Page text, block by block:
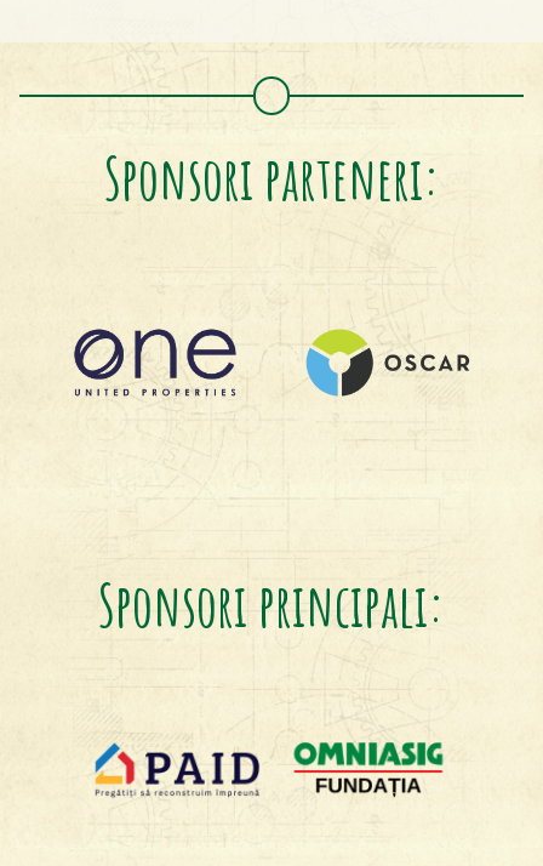
Sponsori parteneri:
Sponsori principali: